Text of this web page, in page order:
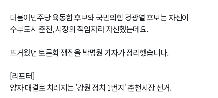
더불어민주당 육동한 후보와 국민의힘 정광열 후보는 자신이
수부도시 춘천, 시장의 적임자라 자신했는데요.
뜨거웠던 토론회 쟁점을 박명원 기자가 정리했습니다.
[리포터]
양자 대결로 치러지는 '강원 정치 1번지' 춘천시장 선거.